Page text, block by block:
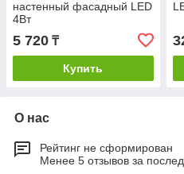
настенный фасадный LED
4Вт
5 720 ₸
Купить
О нас
Рейтинг не сформирован
Менее 5 отзывов за